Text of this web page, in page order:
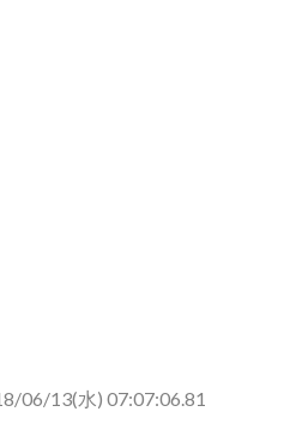
06/13(水) 07:07:06.81